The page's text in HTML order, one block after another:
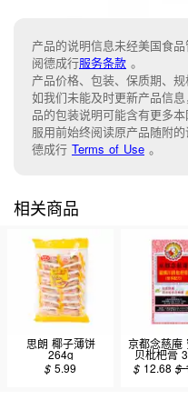
产品的说明信息未经美国食
阅德成行服务条款 。
产品价格、包装、保质期、
如我们未能及时更新产品信
品的包装说明可能含有更多
服用前始终阅读原产品随附
德成行 Terms of Use 。
相关商品
思朗 椰子薄饼
264g
$5.99
京都念慈庵
贝枇杷膏
$ 12.68 $